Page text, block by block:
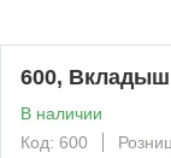
600,
В наличии
Код: 600